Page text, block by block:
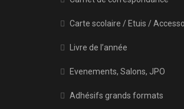
Carte scolaire / Etuis /
Livre de l’année
Evenements, Salons, JPO
Adhésifs grands formats